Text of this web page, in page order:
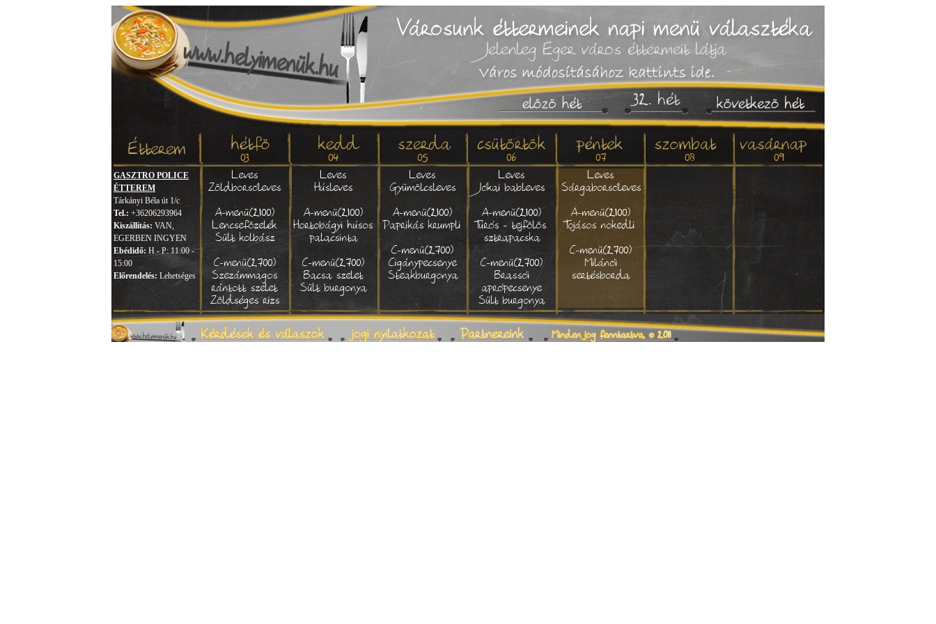
32. hét
Jelenleg Eger város éttermeit látja
03 04 05 06 07 08 09
GASZTRO POLICE
ÉTTEREM
Tárkányi Béla út 1/c
Tel.: +36206293964
Kiszállítás: VAN,
EGERBEN INGYEN
Ebédidő: H - P: 11:00 -
15:00
Előrendelés: Lehetséges
Leves
Zöldborsóleves
A-menü(2100)
Lencsefözelék
Sült kolbász
C-menü(2700)
Szezámmagos
rántott szelet
Zöldséges rizs
Leves
Húsleves
A-menü(2100)
Hortobágyi húsos
palacsinta
C-menü(2700)
Bacsa szelet
Sült burgonya
Leves
Gyümölcsleves
A-menü(2100)
Paprikás krumpli
C-menü(2700)
Cigánypecsenye
Steakburgonya
Leves
Jókai bableves
A-menü(2100)
Túrós - tejfölös
sztrapacska
C-menü(2700)
Brassói
aprópecsenye
Sült burgonya
Leves
Sárgaborsóleves
A-menü(2100)
Tojásos nokedli
C-menü(2700)
Milánói
sertésborda